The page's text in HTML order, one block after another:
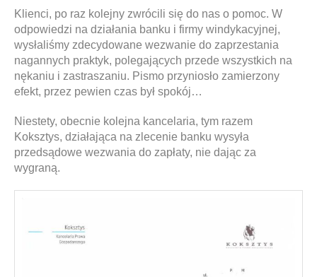
Klienci, po raz kolejny zwrócili się do nas o pomoc. W
odpowiedzi na działania banku i firmy windykacyjnej,
wysłaliśmy zdecydowane wezwanie do zaprzestania
nagannych praktyk, polegających przede wszystkich na
nękaniu i zastraszaniu. Pismo przyniosło zamierzony
efekt, przez pewien czas był spokój…
Niestety, obecnie kolejna kancelaria, tym razem
Koksztys, działająca na zlecenie banku wysyła
przedsądowe wezwania do zapłaty, nie dając za
wygraną.